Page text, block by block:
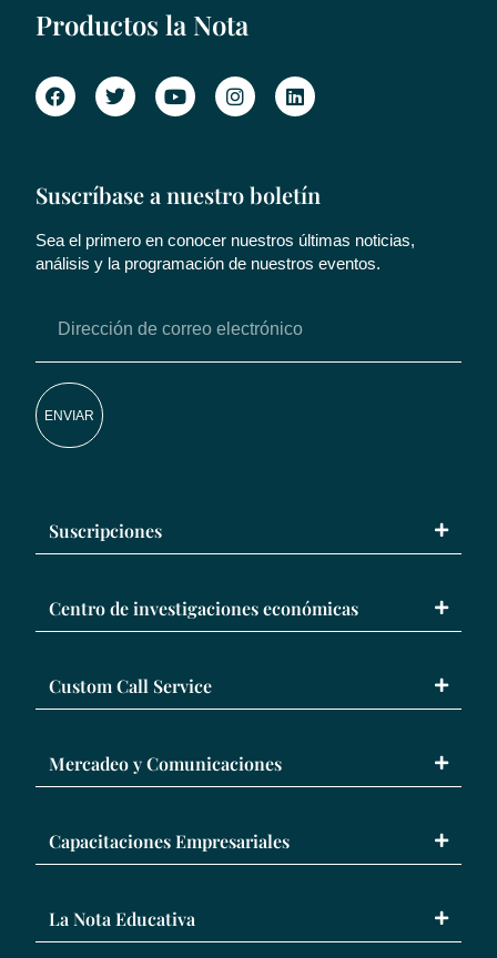
Productos la Nota
Suscríbase a nuestro boletín
Sea el primero en conocer nuestros últimas noticias,
análisis y la programación de nuestros eventos.
ENVIAR
Suscripciones
Centro de investigaciones económicas
Custom Call Service
Mercadeo y Comunicaciones
Capacitaciones Empresariales
La Nota Educativa